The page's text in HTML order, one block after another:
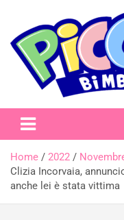
content
Home 2022
Clizia Incorvaia,
anche lei è stata vittima